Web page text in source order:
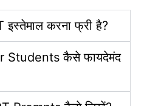
इस्तेमाल करना फ्री है?
Students कैसे फायदेमंद